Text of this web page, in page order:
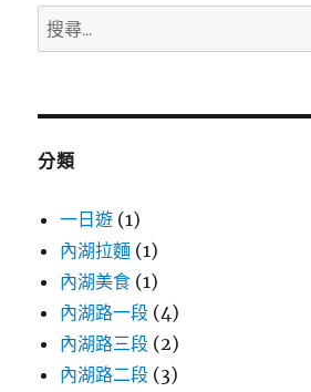
搜
尋
鍵
分類
一日遊 (1)
內湖拉麵 (1)
內湖美食 (1)
內湖路一段 (4)
內湖路三段 (2)
內湖路二段 (3)